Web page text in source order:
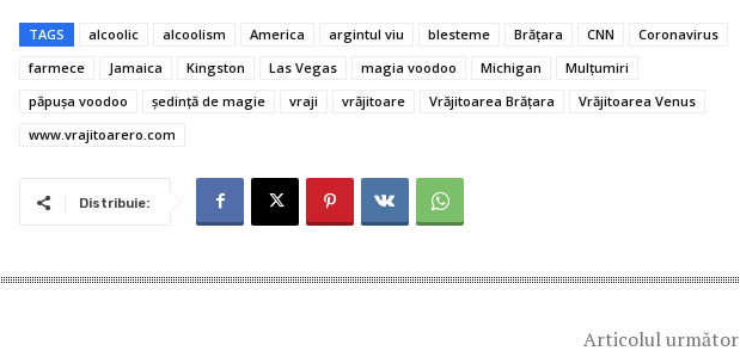
e
b
o
o
k
it
te
r
ai
l
er
es
t
at
s
A
p
se
n
g
ta
je
az
TAGS alcoolic alcoolism America argintul viu blesteme Brăţara CNN
Coronavirus
farmece
Jamaica Kingston Las Vegas magia voodoo Michigan
Mulțumiri
păpușa voodoo
şedinţă de magie vraji vrăjitoare Vrăjitoarea Brăţara
Vrăjitoarea Venus
www.vrajitoarero.com
Distribuie:
Articolul următor